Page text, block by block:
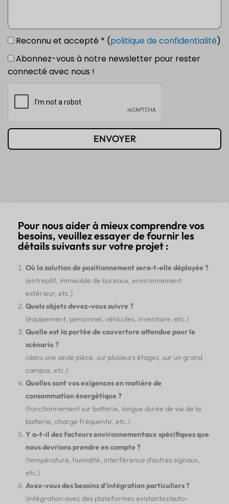
Reconnu et accepté * (politique de confidentialité)
Abonnez-vous à notre newsletter pour rester
connecté avec nous !
ENVOYER
Pour nous aider à mieux comprendre vos
besoins, veuillez essayer de fournir les
détails suivants sur votre projet :
Où la solution de positionnement sera-t-elle déployée ?
(entrepôt, immeuble de bureaux, environnement
extérieur, etc.)
Quels objets devez-vous suivre ?
(équipement, personnel, véhicules, inventaire, etc.)
Quelle est la portée de couverture attendue pour le
scénario ?
(dans une seule pièce, sur plusieurs étages, sur un grand
campus, etc.)
Quelles sont vos exigences en matière de
consommation énergétique ?
(fonctionnement sur batterie, longue durée de vie de la
batterie, charge fréquente, etc.)
Y a-t-il des facteurs environnementaux spécifiques que
nous devrions prendre en compte ?
(température, humidité, interférence d'autres signaux,
etc.)
Avez-vous des besoins d’intégration particuliers ?
(intégration avec des plateformes existantes/auto-